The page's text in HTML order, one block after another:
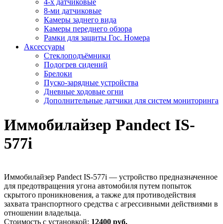
8-ми датчиковые
Камеры заднего вида
Камеры переднего обзора
Рамки для защиты Гос. Номера
Аксессуары
Стеклоподъёмники
Подогрев сидений
Брелоки
Пуско-зарядные устройства
Дневные ходовые огни
Дополнительные датчики для систем мониторинга
Иммобилайзер Pandect IS-
577i
Иммобилайзер Pandect IS-577i — устройство предназначенное
для предотвращения угона автомобиля путем попыток
скрытого проникновения, а также для противодействия
захвата транспортного средства с агрессивными действиями в
отношении владельца.
Стоимость с установкой: 12400 руб.